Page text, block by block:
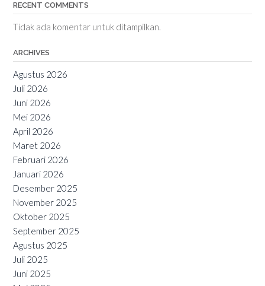
RECENT COMMENTS
Tidak ada komentar untuk ditampilkan.
ARCHIVES
Agustus 2026
Juli 2026
Juni 2026
Mei 2026
April 2026
Maret 2026
Februari 2026
Januari 2026
Desember 2025
November 2025
Oktober 2025
September 2025
Agustus 2025
Juli 2025
Juni 2025